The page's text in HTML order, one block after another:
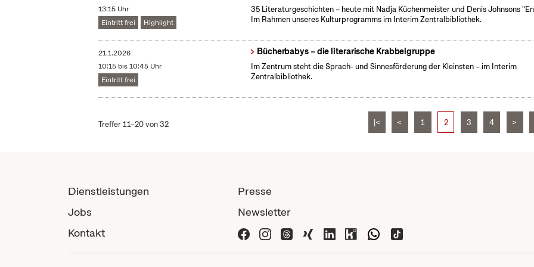
13:15 Uhr
Eintritt frei
Highlight
35 Literaturgeschichten – heute mit Nadja Küchenmeister und Denis Johnsons
Im Rahmen unseres Kulturprogramms im Interim Zentralbibliothek.
21.1.2026
10:15 bis 10:45 Uhr
Eintritt frei
Bücherbabys – die literarische Krabbelgruppe
Im Zentrum steht die Sprach- und Sinnesförderung der Kleinsten – im Interim
Zentralbibliothek.
Treffer 11–20 von 32 |< < 1 2 3 4 >
Dienstleistungen
Jobs
Kontakt
Presse
Newsletter